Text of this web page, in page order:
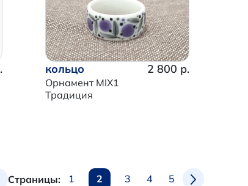
кольцо
Орнамент MIX1
Традиция
2 800 р.
Страницы: 1 2 3 4 5